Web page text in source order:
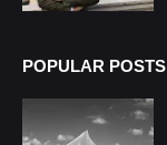
POPULAR POSTS